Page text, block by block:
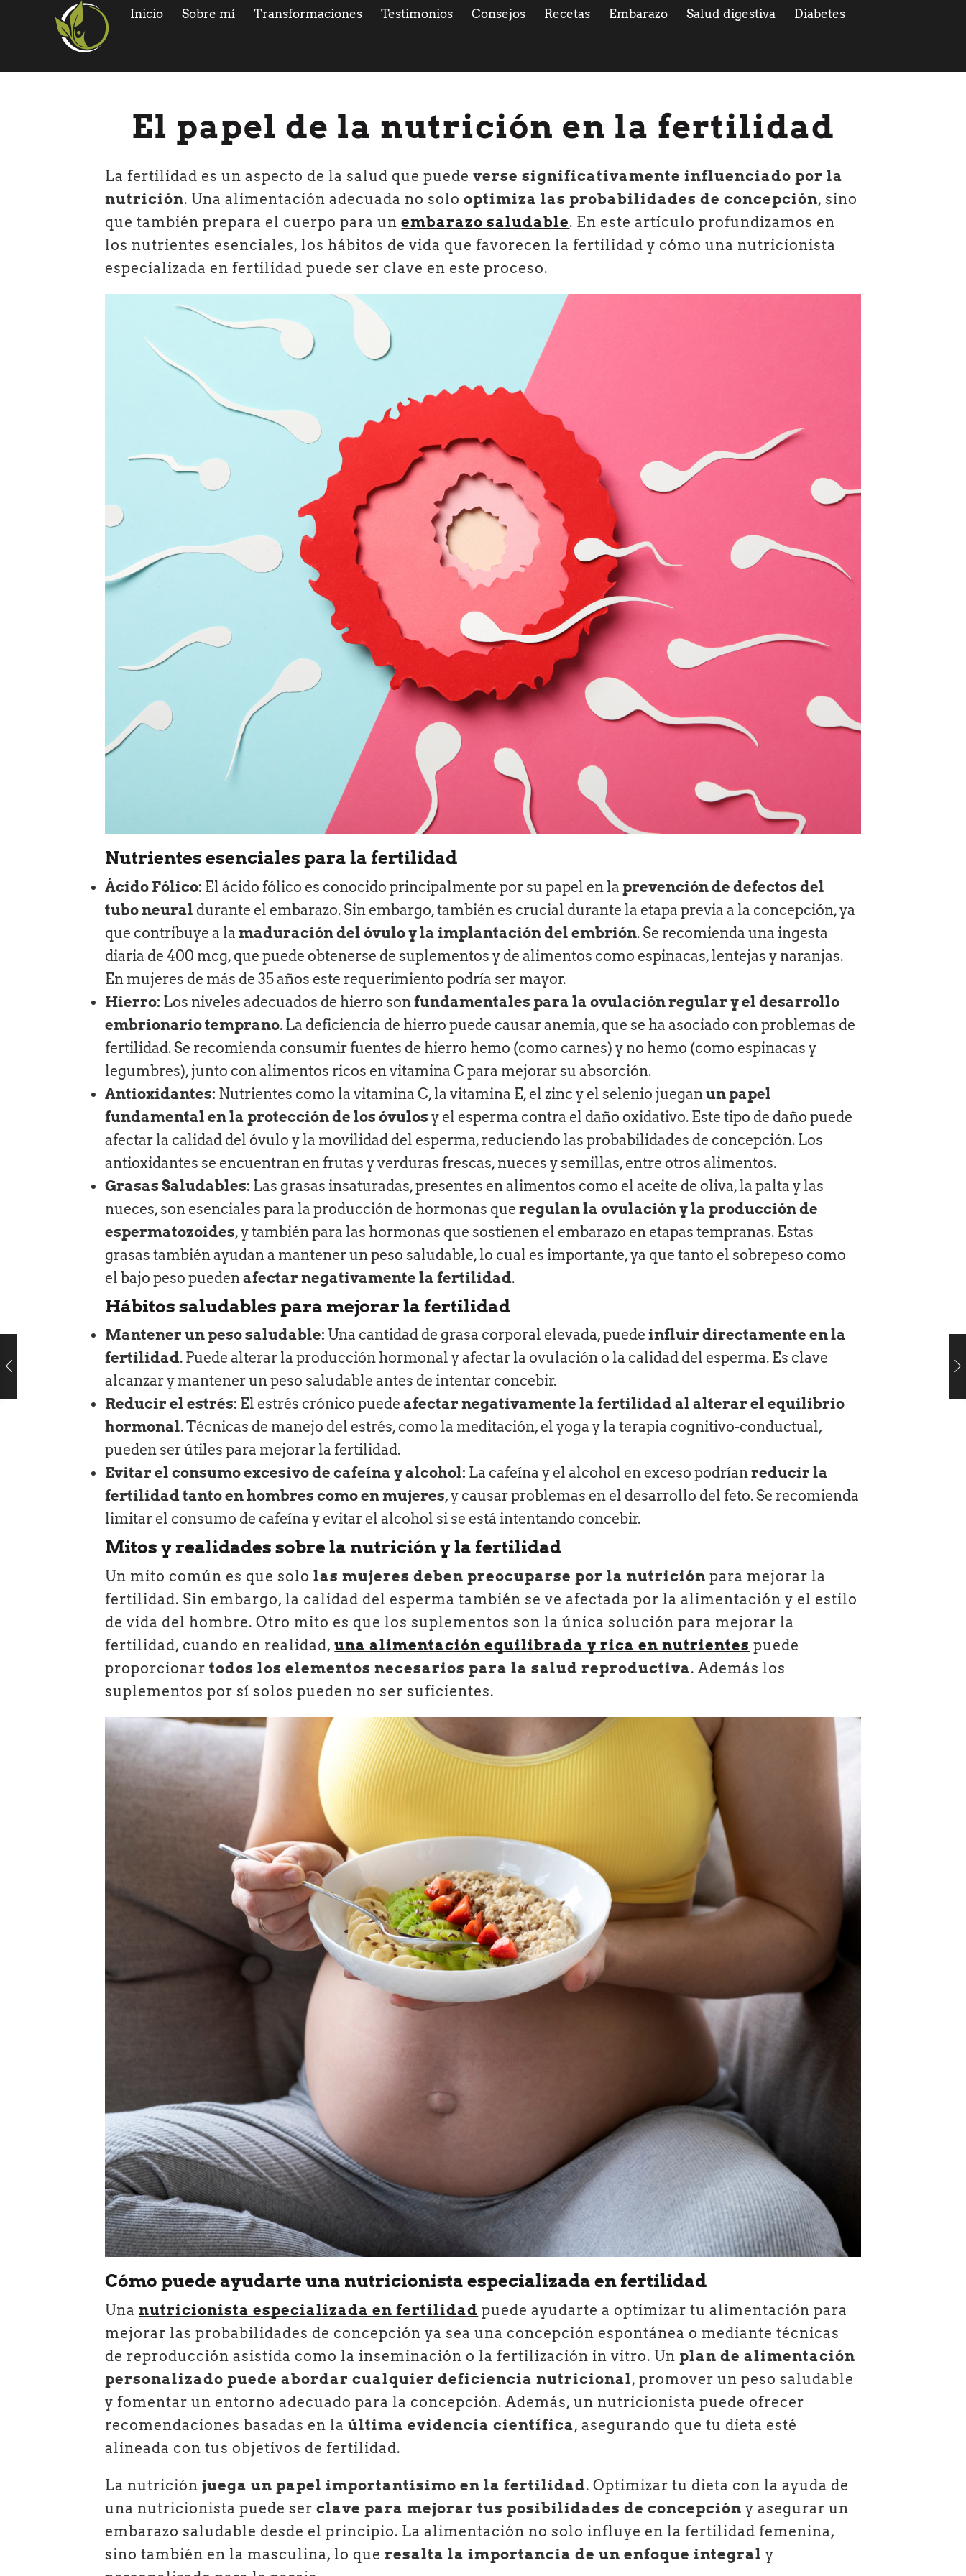
Inicio Sobre mí Transformaciones Testimonios Consejos Recetas Embarazo Salud digestiva Diabetes
El papel de la nutrición en la fertilidad
La fertilidad es un aspecto de la salud que puedeverse significativamente influenciado por la
nutrición. Una alimentación adecuada no solooptimiza las probabilidades de concepción, sino
que también prepara el cuerpo para unembarazo saludable. En este artículo profundizamos en
los nutrientes esenciales, los hábitos de vida que favorecen la fertilidad y cómo una nutricionista
especializada en fertilidad puede ser clave en este proceso.
Nutrientes esenciales para la fertilidad
Ácido Fólico: El ácido fólico es conocido principalmente por su papel en la prevención de defectos del
tubo neural durante el embarazo. Sin embargo, también es crucial durante la etapa previa a la concepción, ya
que contribuye a lamaduración del óvulo y la implantación del embrión. Se recomienda una ingesta
diaria de 400 mcg, que puede obtenerse de suplementos y de alimentos como espinacas, lentejas y naranjas.
En mujeres de más de 35 años este requerimiento podría ser mayor.
Hierro: Los niveles adecuados de hierro sonfundamentales para la ovulación regular y el desarrollo
embrionario temprano. La deficiencia de hierro puede causar anemia, que se ha asociado con problemas de
fertilidad. Se recomienda consumir fuentes de hierro hemo (como carnes) y no hemo (como espinacas y
legumbres), junto con alimentos ricos en vitamina C para mejorar su absorción.
Antioxidantes: Nutrientes como la vitamina C, la vitamina E, el zinc y el selenio jueganun papel
fundamental en la protección de los óvulos y el esperma contra el daño oxidativo. Este tipo de daño puede
afectar la calidad del óvulo y la movilidad del esperma, reduciendo las probabilidades de concepción. Los
antioxidantes se encuentran en frutas y verduras frescas, nueces y semillas, entre otros alimentos.
Grasas Saludables: Las grasas insaturadas, presentes en alimentos como el aceite de oliva, la palta y las
nueces, son esenciales para la producción de hormonas queregulan la ovulación y la producción de
espermatozoides, y también para las hormonas que sostienen el embarazo en etapas tempranas. Estas
grasas también ayudan a mantener un peso saludable, lo cual es importante, ya que tanto el sobrepeso como
el bajo peso puedenafectar negativamente la fertilidad.
Hábitos saludables para mejorar la fertilidad
Mantener un peso saludable: Una cantidad de grasa corporal elevada, puedeinfluir directamente en la
fertilidad. Puede alterar la producción hormonal y afectar la ovulación o la calidad del esperma. Es clave
alcanzar y mantener un peso saludable antes de intentar concebir.
Reducir el estrés: El estrés crónico puedeafectar negativamente la fertilidad al alterar el equilibrio
hormonal. Técnicas de manejo del estrés, como la meditación, el yoga y la terapia cognitivo-conductual,
pueden ser útiles para mejorar la fertilidad.
Evitar el consumo excesivo de cafeína y alcohol: La cafeína y el alcohol en exceso podríanreducir la
fertilidad tanto en hombres como en mujeres, y causar problemas en el desarrollo del feto. Se recomienda
limitar el consumo de cafeína y evitar el alcohol si se está intentando concebir.
Mitos y realidades sobre la nutrición y la fertilidad
Un mito común es que sololas mujeres deben preocuparse por la nutrición para mejorar la
fertilidad. Sin embargo, la calidad del esperma también se ve afectada por la alimentación y el estilo
de vida del hombre. Otro mito es que los suplementos son la única solución para mejorar la
fertilidad, cuando en realidad,una alimentación equilibrada y rica en nutrientes puede
proporcionartodos los elementos necesarios para la salud reproductiva. Además los
suplementos por sí solos pueden no ser suficientes.
Cómo puede ayudarte una nutricionista especializada en fertilidad
Unanutricionista especializada en fertilidad puede ayudarte a optimizar tu alimentación para
mejorar las probabilidades de concepción ya sea una concepción espontánea o mediante técnicas
de reproducción asistida como la inseminación o la fertilización in vitro. Un plan de alimentación
personalizado puede abordar cualquier deficiencia nutricional, promover un peso saludable
y fomentar un entorno adecuado para la concepción. Además, un nutricionista puede ofrecer
recomendaciones basadas en laúltima evidencia científica, asegurando que tu dieta esté
alineada con tus objetivos de fertilidad.
La nutriciónjuega un papel importantísimo en la fertilidad. Optimizar tu dieta con la ayuda de
una nutricionista puede serclave para mejorar tus posibilidades de concepción y asegurar un
embarazo saludable desde el principio. La alimentación no solo influye en la fertilidad femenina,
sino también en la masculina, lo queresalta la importancia de un enfoque integral y